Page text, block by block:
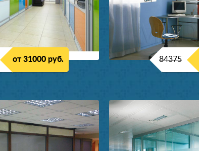
от 31000 руб. 84375